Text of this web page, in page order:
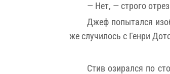
— Нет, — строго
Джеф попытался
же случилось с Генри
Стив озирался по